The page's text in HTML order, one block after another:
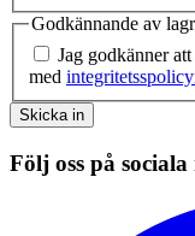
Godkännande av
Jag godkänner
med
Skicka in
Följ oss på sociala